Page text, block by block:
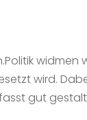
wird.
gut